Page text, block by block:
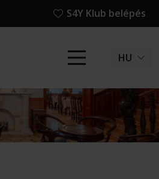
S4Y Klub belépés
HU